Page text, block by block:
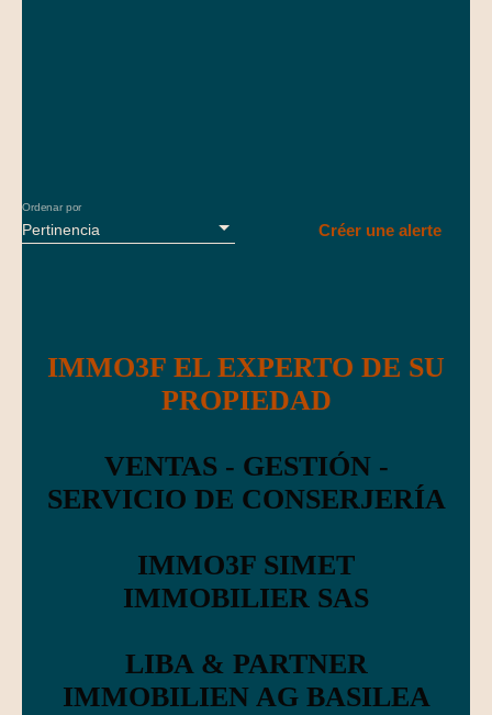
Pertinencia
Ordenar por
Créer une alerte
IMMO3F EL EXPERTO DE SU
PROPIEDAD
VENTAS - GESTIÓN -
SERVICIO DE CONSERJERÍA
IMMO3F SIMET
IMMOBILIER SAS
LIBA & PARTNER
IMMOBILIEN AG BASILEA